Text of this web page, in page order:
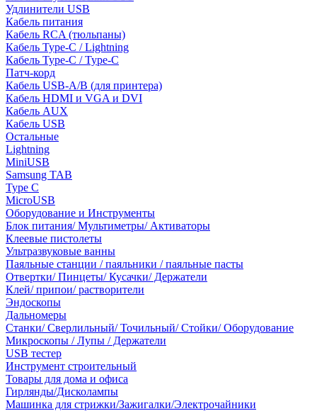
Удлинители USB
Кабель питания
Кабель RCA (тюльпаны)
Кабель Type-C / Lightning
Кабель Type-C / Type-C
Патч-корд
Кабель USB-A/B (для принтера)
Кабель HDMI и VGA и DVI
Кабель AUX
Кабель USB
Остальные
Lightning
MiniUSB
Samsung TAB
Type C
MicroUSB
Оборудование и Инструменты
Блок питания/ Мультиметры/ Активаторы
Клеевые пистолеты
Ультразвуковые ванны
Паяльные станции / паяльники / паяльные пасты
Отвертки/ Пинцеты/ Кусачки/ Держатели
Клей/ припои/ растворители
Эндоскопы
Дальномеры
Станки/ Сверлильный/ Точильный/ Стойки/ Оборудование
Микроскопы / Лупы / Держатели
USB тестер
Инструмент строительный
Товары для дома и офиса
Гирлянды/Дисколампы
Машинка для стрижки/Зажигалки/Электрочайники